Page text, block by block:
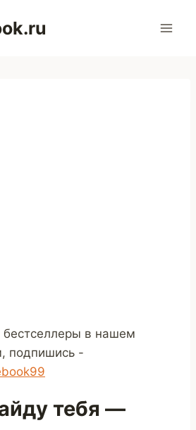
бестселлеры в нашем
подпишись -
тебя —